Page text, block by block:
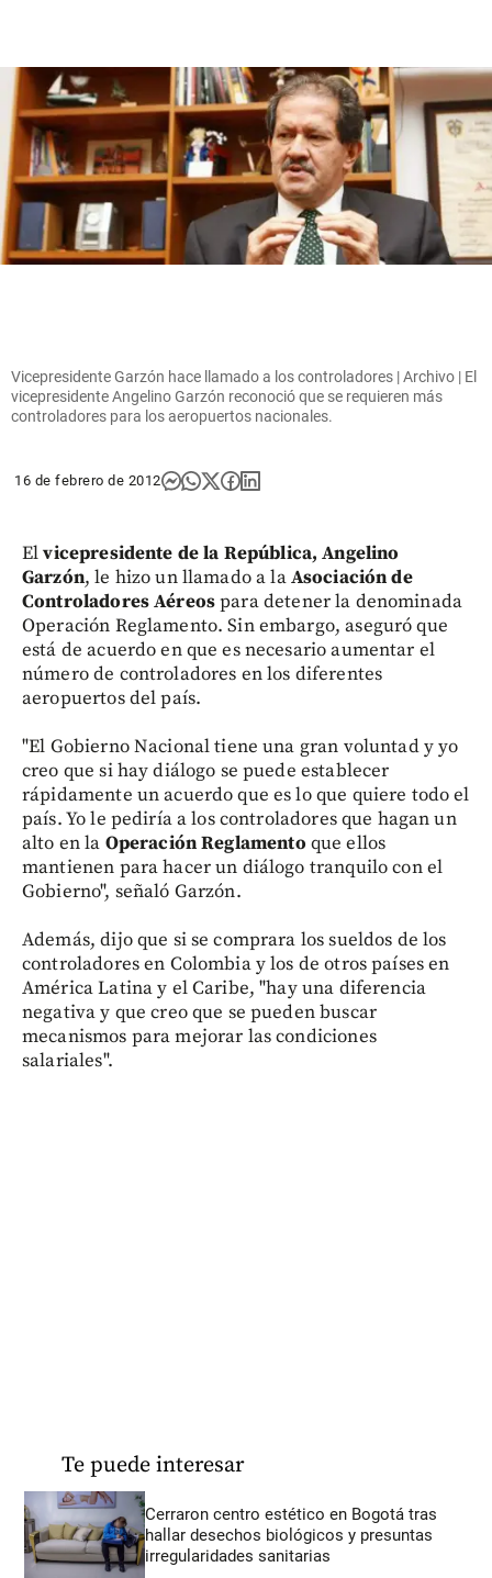
Vicepresidente Garzón hace llamado a los controladores | Archivo | El
vicepresidente Angelino Garzón reconoció que se requieren más
controladores para los aeropuertos nacionales.
16 de febrero de 2012
Elvicepresidente de la República, Angelino
Garzón, le hizo un llamado a laAsociación de
Controladores Aéreospara detener la denominada
Operación Reglamento. Sin embargo, aseguró que
está de acuerdo en que es necesario aumentar el
número de controladores en los diferentes
aeropuertos del país.
"El Gobierno Nacional tiene una gran voluntad y yo
creo que si hay diálogo se puede establecer
rápidamente un acuerdo que es lo que quiere todo el
país. Yo le pediría a los controladores que hagan un
alto en la Operación Reglamento que ellos
mantienen para hacer un diálogo tranquilo con el
Gobierno", señaló Garzón.
Además, dijo que si se comprara los sueldos de los
controladores en Colombia y los de otros países en
América Latina y el Caribe, "hay una diferencia
negativa y que creo que se pueden buscar
mecanismos para mejorar las condiciones
salariales".
Te puede interesar
Cerraron centro estético en Bogotá tras
hallar desechos biológicos y presuntas
irregularidades sanitarias